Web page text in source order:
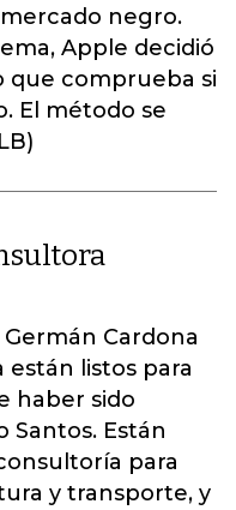
negro.
Apple decidió
que comprueba si
El método se
Cardona
están listos para
haber sido
Están
para
y transporte, y